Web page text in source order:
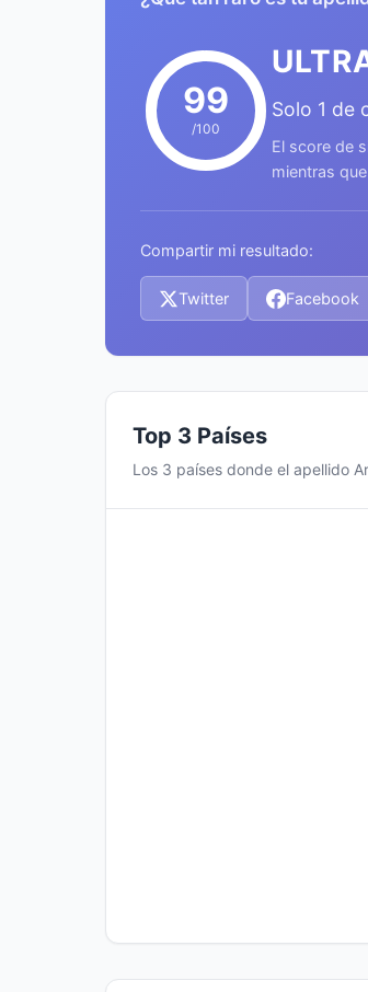
99
/100
Solo 1 de
El score de
mientras
Compartir mi resultado:
Twitter Facebook
Top 3 Países
Los 3 países donde el apellido